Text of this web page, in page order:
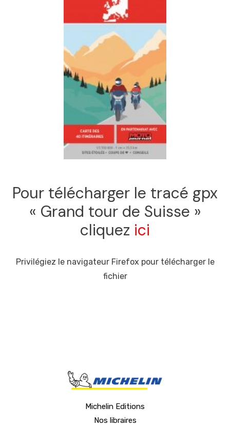
Pour télécharger le tracé gpx
« Grand tour de Suisse »
cliquez ici
Privilégiez le navigateur Firefox pour télécharger le
fichier
Michelin Editions
Nos libraires